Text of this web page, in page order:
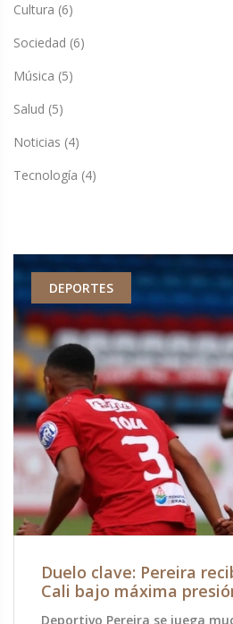
Cultura (6)
Sociedad (6)
Música (5)
Salud (5)
Noticias (4)
Tecnología (4)
DEPORTES
Duelo clave: Pereira
Cali bajo máxima
Deportivo Pereira se juega